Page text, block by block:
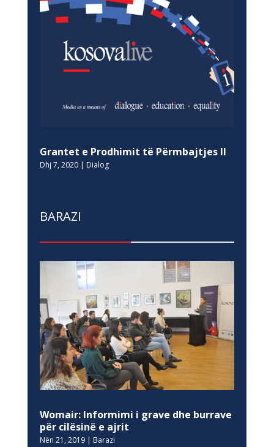
Grantet e Prodhimit të Përmbajtjes II
Dhj 7, 2020| Dialog
BARAZI
Womair: Informimi i grave dhe burrave
për cilësinë e ajrit
Nën 21, 2019| Barazi